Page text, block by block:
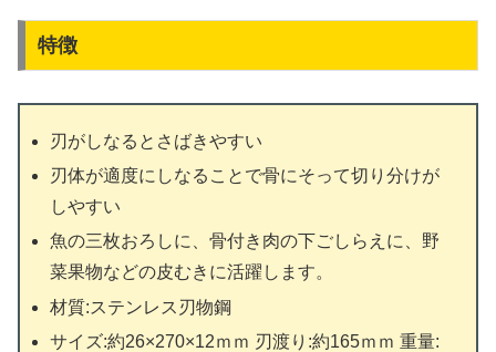
特徴
刃がしなるとさばきやすい
刃体が適度にしなることで骨にそって切り分けが
しやすい
魚の三枚おろしに、骨付き肉の下ごしらえに、野
菜果物などの皮むきに活躍します。
材質:ステンレス刃物鋼
サイズ:約26×270×12ｍｍ 刃渡り:約165ｍｍ 重量: